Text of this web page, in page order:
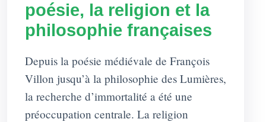
poésie, la religion et la
philosophie françaises
Depuis la poésie médiévale de François
Villon jusqu’à la philosophie des Lumières,
la recherche d’immortalité a été une
préoccupation centrale. La religion